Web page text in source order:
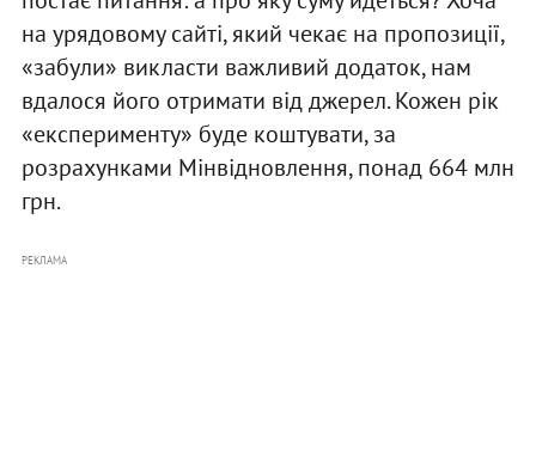
на урядовому сайті, який чекає на пропозиції,
«забули» викласти важливий додаток, нам
вдалося його отримати від джерел. Кожен рік
«експерименту» буде коштувати, за
розрахунками Мінвідновлення, понад 664 млн
грн.
РЕКЛАМА